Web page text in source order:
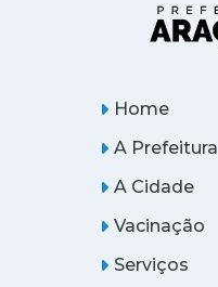
Home
A Prefeitura
A Cidade
Vacinação
Serviços